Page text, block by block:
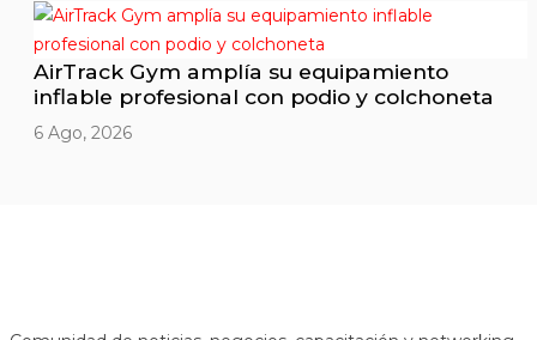
AirTrack Gym amplía su equipamiento
inflable profesional con podio y colchoneta
6 Ago, 2026